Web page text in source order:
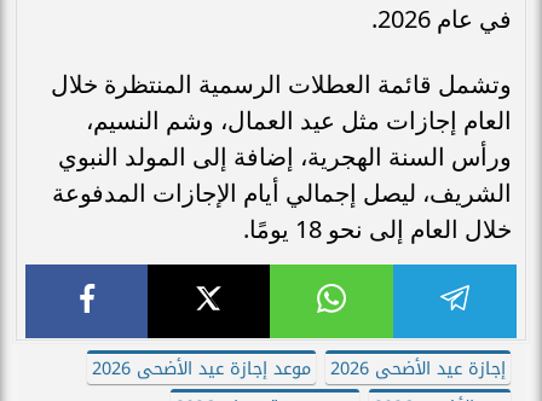
في عام 2026.
وتشمل قائمة العطلات الرسمية المنتظرة خلال
العام إجازات مثل عيد العمال، وشم النسيم،
ورأس السنة الهجرية، إضافة إلى المولد النبوي
الشريف، ليصل إجمالي أيام الإجازات المدفوعة
خلال العام إلى نحو 18 يومًا.
إجازة عيد الأضحى 2026
موعد إجازة عيد الأضحى 2026